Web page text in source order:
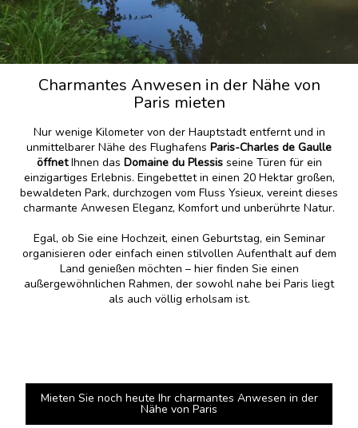
Charmantes Anwesen in der Nähe von
Paris mieten
Nur wenige Kilometer von der Hauptstadt entfernt und in
unmittelbarer Nähe des Flughafens Paris-Charles de Gaulle
öffnetIhnen das Domaine du Plessisseine Türen für ein
einzigartiges Erlebnis. Eingebettet in einen 20 Hektar großen,
bewaldeten Park, durchzogen vom Fluss Ysieux, vereint dieses
charmante Anwesen Eleganz, Komfort und unberührte Natur.
Egal, ob Sie eine Hochzeit, einen Geburtstag, ein Seminar
organisieren oder einfach einen stilvollen Aufenthalt auf dem
Land genießen möchten – hier finden Sie einen
außergewöhnlichen Rahmen, der sowohl nahe bei Paris liegt
als auch völlig erholsam ist.
Mieten Sie noch heute Ihr charmantes Anwesen in der
Nähe von Paris